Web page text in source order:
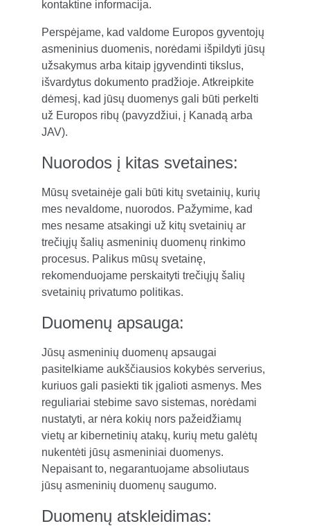
kontaktine informacija.
Perspėjame, kad valdome Europos gyventojų
asmeninius duomenis, norėdami išpildyti jūsų
užsakymus arba kitaip įgyvendinti tikslus,
išvardytus dokumento pradžioje. Atkreipkite
dėmesį, kad jūsų duomenys gali būti perkelti
už Europos ribų (pavyzdžiui, į Kanadą arba
JAV).
Nuorodos į kitas svetaines:
Mūsų svetainėje gali būti kitų svetainių, kurių
mes nevaldome, nuorodos. Pažymime, kad
mes nesame atsakingi už kitų svetainių ar
trečiųjų šalių asmeninių duomenų rinkimo
procesus. Palikus mūsų svetainę,
rekomenduojame perskaityti trečiųjų šalių
svetainių privatumo politikas.
Duomenų apsauga:
Jūsų asmeninių duomenų apsaugai
pasitelkiame aukščiausios kokybės serverius,
kuriuos gali pasiekti tik įgalioti asmenys. Mes
reguliariai stebime savo sistemas, norėdami
nustatyti, ar nėra kokių nors pažeidžiamų
vietų ar kibernetinių atakų, kurių metu galėtų
nukentėti jūsų asmeniniai duomenys.
Nepaisant to, negarantuojame absoliutaus
jūsų asmeninių duomenų saugumo.
Duomenų atskleidimas: